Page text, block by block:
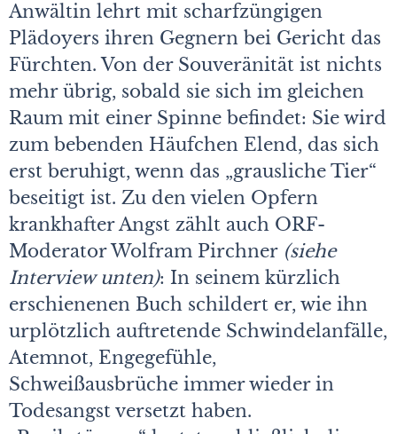
Anwältin lehrt mit scharfzüngigen
Plädoyers ihren Gegnern bei Gericht das
Fürchten. Von der Souveränität ist nichts
mehr übrig, sobald sie sich im gleichen
Raum mit einer Spinne befindet: Sie wird
zum bebenden Häufchen Elend, das sich
erst beruhigt, wenn das „grausliche Tier“
beseitigt ist. Zu den vielen Opfern
krankhafter Angst zählt auch ORF-
Moderator Wolfram Pirchner (siehe
Interview unten): In seinem kürzlich
erschienenen Buch schildert er, wie ihn
urplötzlich auftretende Schwindelanfälle,
Atemnot, Engegefühle,
Schweißausbrüche immer wieder in
Todesangst versetzt haben.